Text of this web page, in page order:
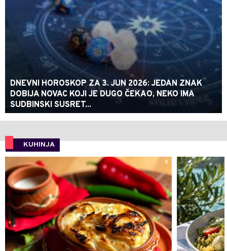
DNEVNI HOROSKOP ZA 3. JUN 2026: JEDAN ZNAK
DOBIJA NOVAC KOJI JE DUGO ČEKAO, NEKO IMA
SUDBINSKI SUSRET...
KUHINJA
0